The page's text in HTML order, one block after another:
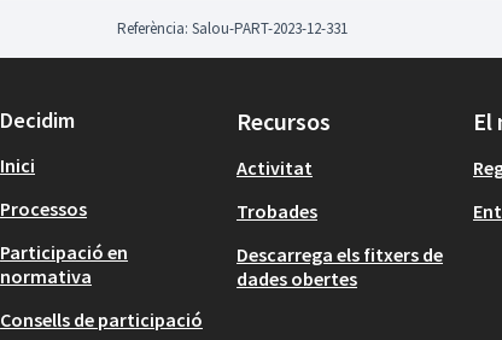
Referència: Salou-PART-2023-12-331
Decidim
Inici
Processos
Participació en
normativa
Consells de participació
Recursos
Activitat
Trobades
Descarrega els fitxers de
dades obertes
El